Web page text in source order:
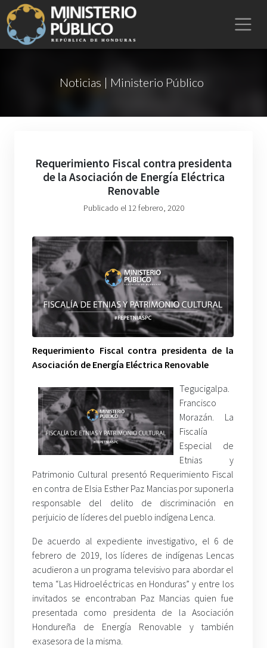
Noticias | Ministerio Público
Requerimiento Fiscal contra presidenta
de la Asociación de Energía Eléctrica
Renovable
Publicado el 12 febrero, 2020
Requerimiento Fiscal contra presidenta de la
Asociación de Energía Eléctrica Renovable
Tegucigalpa.
Francisco
Morazán. La
Fiscalía
Especial de
Etnias y
Patrimonio Cultural presentó Requerimiento Fiscal
en contra de Elsia Esther Paz Mancias por suponerla
responsable del delito de discriminación en
perjuicio de líderes del pueblo indígena Lenca.
De acuerdo al expediente investigativo, el 6 de
febrero de 2019, los líderes de indígenas Lencas
acudieron a un programa televisivo para abordar el
tema “Las Hidroeléctricas en Honduras” y entre los
invitados se encontraban Paz Mancias quien fue
presentada como presidenta de la Asociación
Hondureña de Energía Renovable y también
exasesora de la misma.